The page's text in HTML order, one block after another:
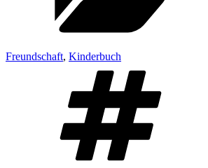
Freundschaft, Kinderbuch